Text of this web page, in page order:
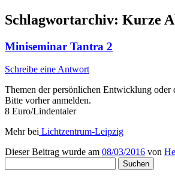
Schlagwortarchiv: Kurze
Miniseminar Tantra 2
Schreibe eine Antwort
Themen der persönlichen Entwicklung oder
Bitte vorher anmelden.
8 Euro/Lindentaler
Mehr bei Lichtzentrum-Leipzig
Dieser Beitrag wurde am 08/03/2016 von
nach: